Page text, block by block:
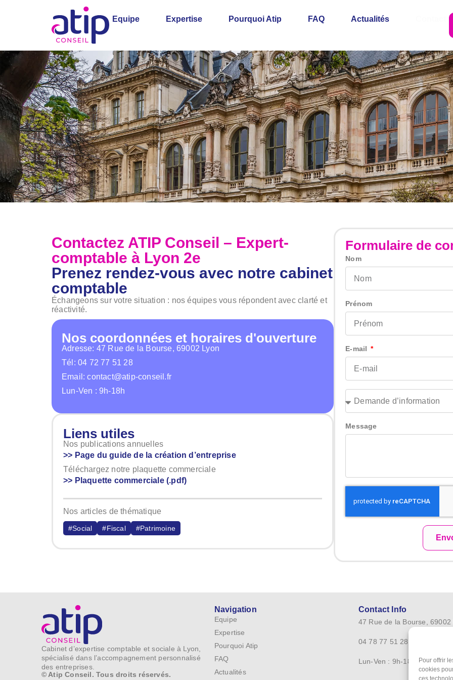
Pour offrir
cookies
ces
Equipe Expertise Pourquoi Atip FAQ Actualités
Contactez ATIP Conseil – Expert-
comptable à Lyon 2e
Prenez rendez-vous avec notre cabinet
comptable
Échangeons sur votre situation : nos équipes vous répondent avec clarté et
réactivité.
Nos coordonnées et horaires d'ouverture
Adresse: 47 Rue de la Bourse, 69002 Lyon
Tél: 04 72 77 51 28
Email: contact@atip-conseil.fr
Lun-Ven : 9h-18h
Liens utiles
Nos publications annuelles
>> Page du guide de la création d’entreprise
Téléchargez notre plaquette commerciale
>> Plaquette commerciale (.pdf)
Nos articles de thématique
#Social #Fiscal #Patrimoine
Formulaire de
Nom
Prénom
E-mail
Message
Cabinet d’expertise comptable et sociale à Lyon,
spécialisé dans l’accompagnement personnalisé
des entreprises.
© Atip Conseil. Tous droits réservés.
Navigation
Equipe
Expertise
Pourquoi Atip
FAQ
Actualités
Contact Info
47 Rue de la Bourse, 69002
04 78 77 51 28
Lun-Ven : 9h-18h